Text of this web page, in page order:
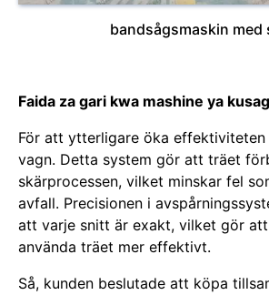
bandsågsmaskin med
Faida za gari kwa mashine ya
För att ytterligare öka effektiviteten
vagn. Detta system gör att träet
skärprocessen, vilket minskar fel
avfall. Precisionen i
att varje snitt är exakt, vilket gör
använda träet mer effektivt.
Så, kunden beslutade att köpa